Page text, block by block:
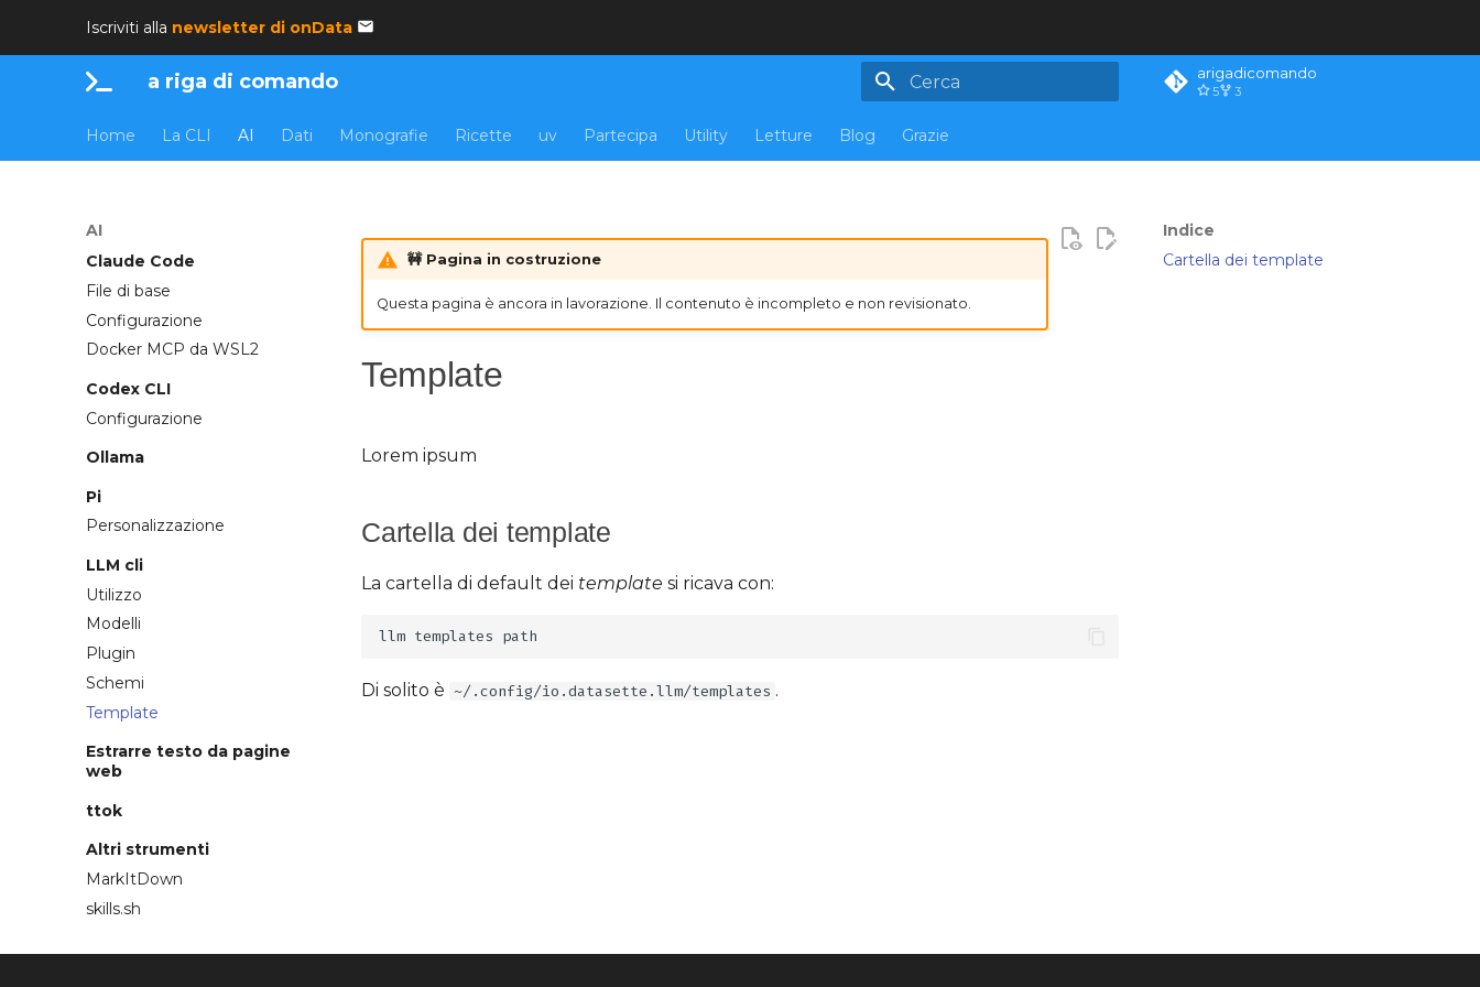
Iscriviti alla newsletter di onData
a riga di comando arigadicomando
5 3
Home La CLI AI Dati Monografie Ricette uv Partecipa Utility Letture Blog Grazie
AI
MCP consigliati
Claude Code
File di base
Configurazione
Docker MCP da WSL2
Codex CLI
Configurazione
Ollama
Pi
Personalizzazione
LLM cli
Utilizzo
Modelli
Plugin
Schemi
Template
Estrarre testo da pagine
web
ttok
Altri strumenti
MarkItDown
skills.sh
Indice
Cartella dei template
🚧 Pagina in costruzione
Questa pagina è ancora in lavorazione. Il contenuto è incompleto e non revisionato.
Template
Lorem ipsum
Cartella dei template
La cartella di default dei template si ricava con:
llm templates
Di solito è ~/.config/io.datasette.llm/templates .